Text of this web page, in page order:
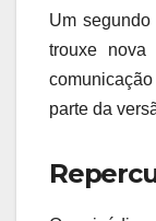
Um
trouxe nova
parte da